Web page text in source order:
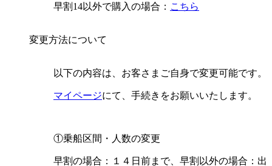
早割14以外で購入の場合： こちら
変更方法について
以下の内容は、お客さまご自身で変更可能です。
マイページにて、手続きをお願いいたします。
①乗船区間・人数の変更
早割の場合：１４日前まで、早割以外の場合：出